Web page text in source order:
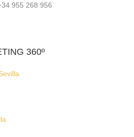
955 268 956
360º